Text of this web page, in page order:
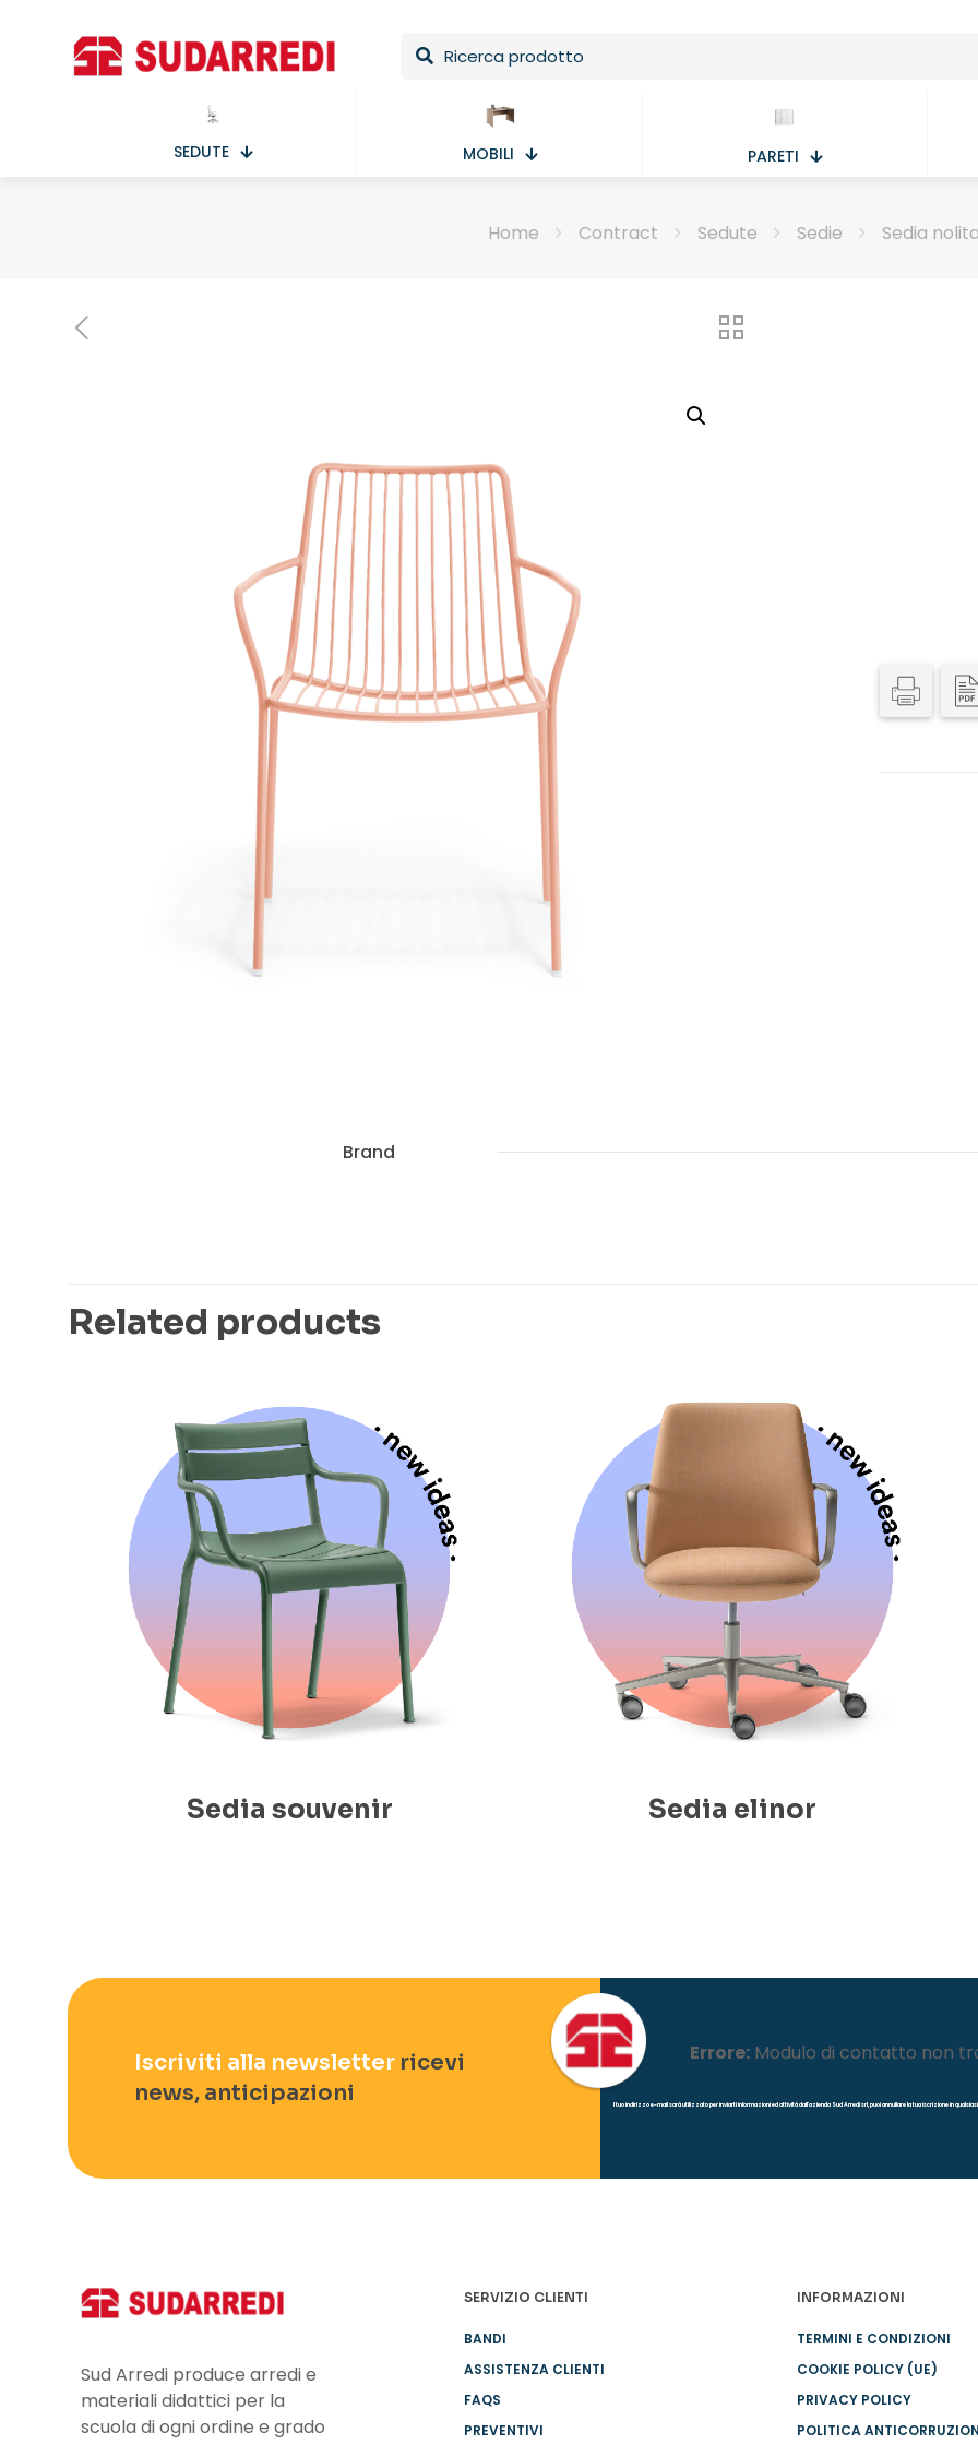
SEDUTE MOBILI PARETI
Home Contract Sedute Sedie Sedia
Brand
Related products
Sedia souvenir Sedia elinor
Iscriviti alla newsletterricevi
news, anticipazioni
Errore:Modulo di contatto non
l tuo indirizzo e-mail sarà utilizzato per inviarti informazioni ed attività dall'azienda Sud Arredi srl, puoi annullare la tua iscrizione in
Sud Arredi produce arredi e
materiali didattici per la
scuola di ogni ordine e grado
SERVIZIO CLIENTI
BANDI
ASSISTENZA CLIENTI
FAQS
PREVENTIVI
INFORMAZIONI
TERMINI E CONDIZIONI
COOKIE POLICY (UE)
PRIVACY POLICY
POLITICA